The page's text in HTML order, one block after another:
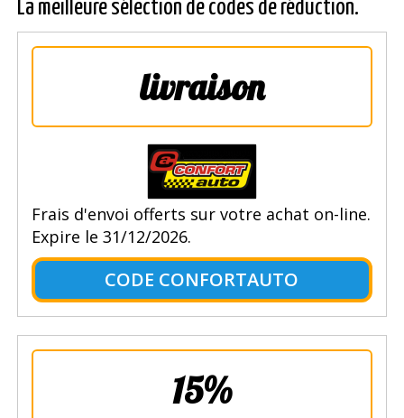
La meilleure sélection de codes de réduction.
livraison
Frais d'envoi offerts sur votre achat on-line.
Expire le 31/12/2026.
CODE CONFORTAUTO
15%